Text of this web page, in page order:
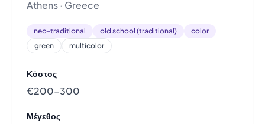
Athens · Greece
neo-traditional old school (traditional)
color
green
multicolor
Κόστος
€200–300
Μέγεθος